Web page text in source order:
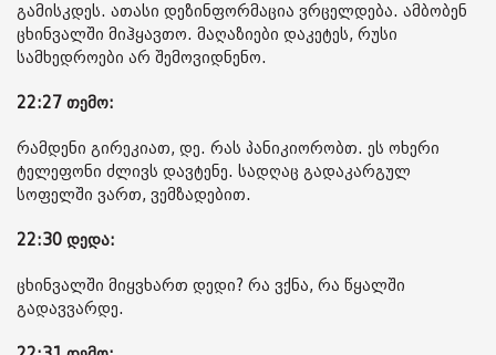
გამისკდეს. ათასი დეზინფორმაცია ვრცელდება. ამბობენ
ცხინვალში მიჰყავთო. მაღაზიები დაკეტეს, რუსი
სამხედროები არ შემოვიდნენო.
22:27 თემო:
რამდენი გირეკიათ, დე. რას პანიკიორობთ. ეს ოხერი
ტელეფონი ძლივს დავტენე. სადღაც გადაკარგულ
სოფელში ვართ, ვემზადებით.
22:30 დედა:
ცხინვალში მიყვხართ დედი? რა ვქნა, რა წყალში
გადავვარდე.